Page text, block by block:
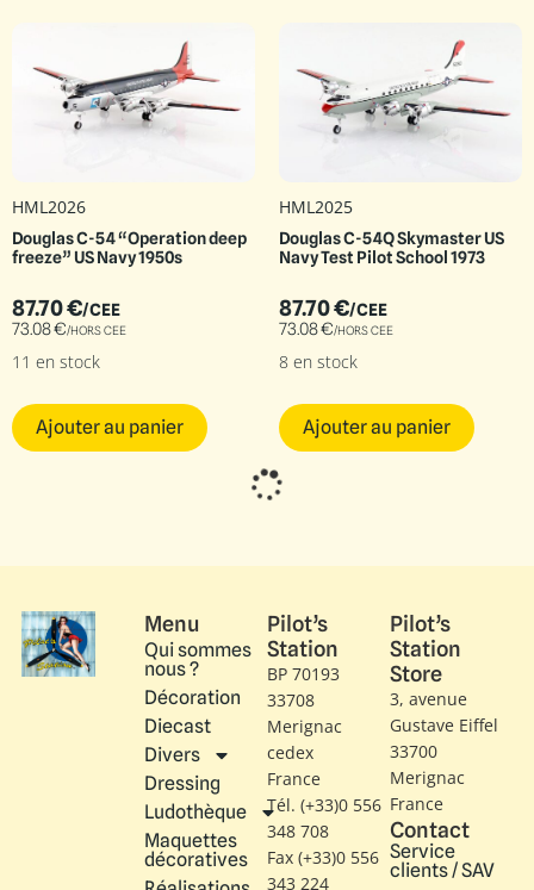
HML2026
Douglas C-54 “Operation deep
freeze” US Navy 1950s
87.70€/CEE
73.08€/HORS CEE
11 en stock
Ajouter au panier
HML2025
Douglas C-54Q Skymaster US
Navy Test Pilot School 1973
87.70€/CEE
73.08€/HORS CEE
8 en stock
Ajouter au panier
HM5157
“Shadowhawks” 166928 VAQ-
141 USS George Washington
HM5154
EA-18G Growler 166856, VX-9
“Vampires”, US Navy 2008
110.80
/CEE
92.33
/HORS CEE
5 en stock